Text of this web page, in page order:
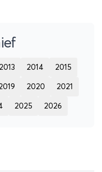
2013 2014 2015
2020 2021
2025 2026